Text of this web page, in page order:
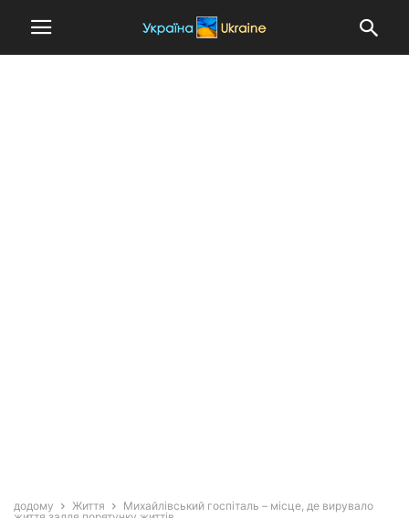
додому Життя
Михайлівський госпіталь – місце, де вирувало